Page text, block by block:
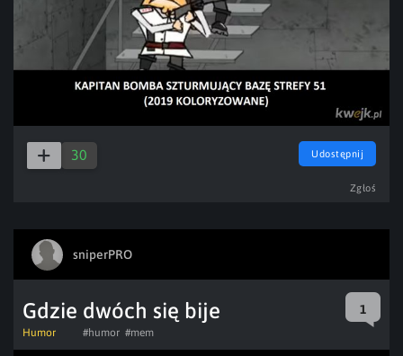
30 Udostępnij
Zgłoś
sniperPRO
Gdzie dwóch się bije 1
Humor #humor #mem